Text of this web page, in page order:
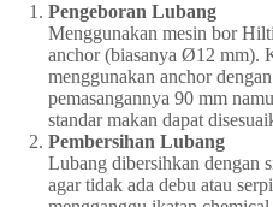
Pengeboran Lubang
Menggunakan mesin bor
anchor (biasanya Ø12 mm).
menggunakan anchor
pemasangannya 90 mm
standar makan dapat
Pembersihan Lubang
Lubang dibersihkan dengan
agar tidak ada debu atau